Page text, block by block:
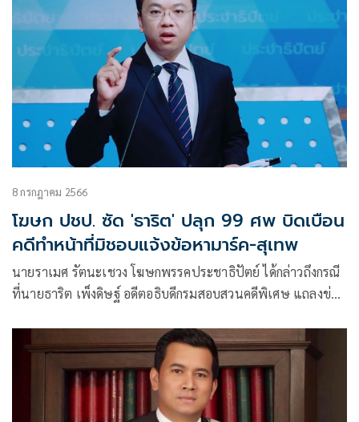
8 กรกฎาคม 2566
โฆษก ปชป. ซัด 'ธาริต' ปลุก 99 ศพ บิดเบือน
คดีทำหน้าที่มิชอบแจ้งข้อหามาร์ค-สุเทพ
นายราเมศ รัตนะเชวง โฆษกพรรคประชาธิปัตย์ ได้กล่าวถึงกรณี
ที่นายธาริต เพ็งดิษฐ์ อดีตอธิบดีกรมสอบสวนคดีพิเศษ แถลงข่าว
อภิสิทธิ์ เวชชาชีวะ และนายสุเทพ เทือกสุบรรณ ว่า สิ่งที่นายธาริ
ต ออกมากล่าวหานายอภิสิทธิ์และนายสุเทพนั้น